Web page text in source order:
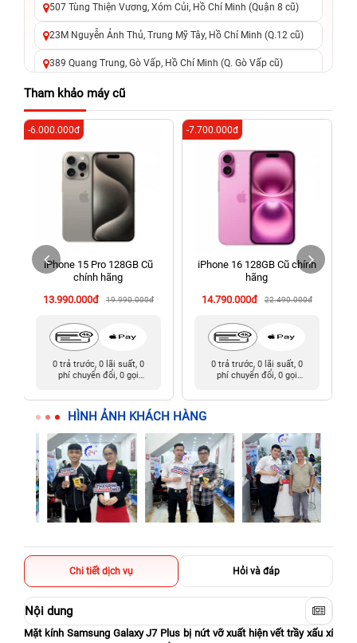
507 Tùng Thiện Vương, Xóm Củi, Hồ Chí Minh (Quận 8 cũ)
23M Nguyễn Ảnh Thủ, Trung Mỹ Tây, Hồ Chí Minh (Q.12 cũ)
389 Quang Trung, Gò Vấp, Hồ Chí Minh (Q. Gò Vấp cũ)
625 - 625A Âu Cơ, Tân Phú, Hồ Chí Minh (Quận Tân Phú cũ)
326 Lê Văn Việt, Tăng Nhơn Phú, Hồ Chí Minh (Q.9 TP. Thủ
Đức cũ)
256 Võ Văn Ngân, Thủ Đức, Hồ Chí Minh (Bình Thọ, TP. Thủ
Đức Cũ)
70 Nguyễn An Ninh, Dĩ An, Hồ Chí Minh (Bình Dương Cũ)
24h Vũng Tàu: 162A Ba Cu, Vũng Tàu, Hồ Chí Minh (TP. Vũng
Tàu cũ)
198 Hoàng Văn Thụ, Tân Sơn Nhất, Hồ Chí Minh (Tân Bình
Tham khảo máy cũ
iPhone 15 Pro 128GB Cũ
chính hãng
13.990.000đ
19.990.000đ
-6.000.000đ
0 trả trước, 0 lãi suất, 0
phí chuyển đổi, 0 gọi
iPhone 16 128GB Cũ chính
hãng
14.790.000đ
22.490.000đ
-7.700.000đ
0 trả trước, 0 lãi suất, 0
phí chuyển đổi, 0 gọi
HÌNH ẢNH KHÁCH HÀNG
Chi tiết dịch vụ Hỏi và đáp
Nội dung
Mặt kính Samsung Galaxy J7 Plus bị nứt vỡ xuất hiện vết trầy xấu xí